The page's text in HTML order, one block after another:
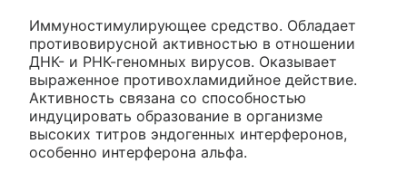
Иммуностимулирующее средство. Обладает
противовирусной активностью в отношении
ДНК- и РНК-геномных вирусов. Оказывает
выраженное противохламидийное действие.
Активность связана со способностью
индуцировать образование в организме
высоких титров эндогенных интерферонов,
особенно интерферона альфа.